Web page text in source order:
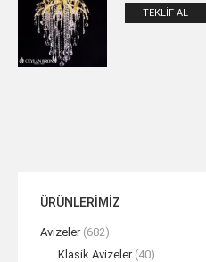
TEKLIF AL
ÜRÜNLERİMİZ
Avizeler (682)
Klasik Avizeler (40)